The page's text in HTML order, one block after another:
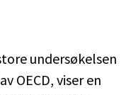
undersøkelsen
OECD, viser en